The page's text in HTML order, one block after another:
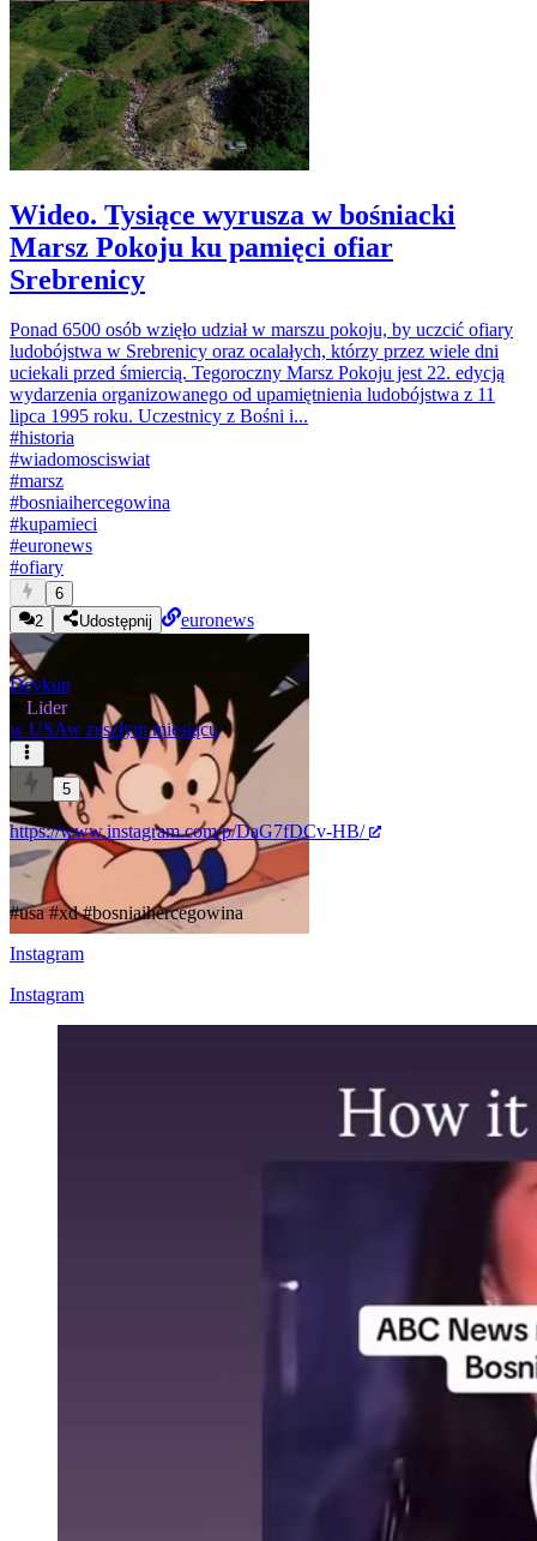
Wideo. Tysiące wyrusza w bośniacki
Marsz Pokoju ku pamięci ofiar
Srebrenicy
Ponad 6500 osób wzięło udział w marszu pokoju, by uczcić ofiary
ludobójstwa w Srebrenicy oraz ocalałych, którzy przez wiele dni
uciekali przed śmiercią. Tegoroczny Marsz Pokoju jest 22. edycją
wydarzenia organizowanego od upamiętnienia ludobójstwa z 11
lipca 1995 roku. Uczestnicy z Bośni i...
#historia
#wiadomosciswiat
#marsz
#bosniaihercegowina
#kupamieci
#euronews
#ofiary
6
2
Udostępnij euronews
Deykun
Lider
w USAw zeszłym miesiącu
5
https://www.instagram.com/p/DaG7fDCv-HB/
#usa #xd #bosniaihercegowina
Instagram
Instagram